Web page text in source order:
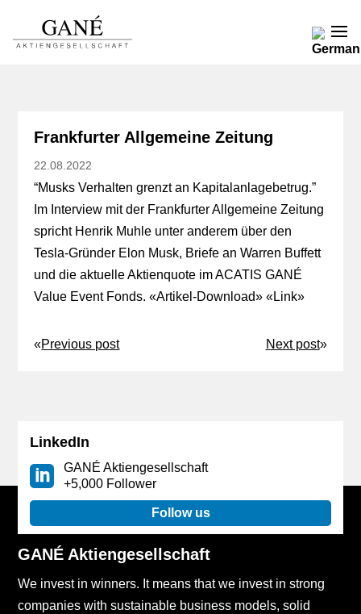
Frankfurter Allgemeine Zeitung
22.08.2022
“Musks Verhalten grenzt an Kapitalanlagebetrug.”
Im Interview mit der Frankfurter Allgemeine Zeitung
spricht Henrik Muhle unter anderem über den
Tesla-Gründer Elon Musk, Briefe an Warren Buffett
und die aktuelle Aktienquote im ACATIS GANÉ
Value Event Fonds. «Artikel-Download» «Link»
«Previous post Next post»
LinkedIn
GANÉ Aktiengesellschaft
+5,000 Follower
Follow us
GANÉ Aktiengesellschaft
We invest in winners. It means that we invest in strong
companies with sustainable business models, solid